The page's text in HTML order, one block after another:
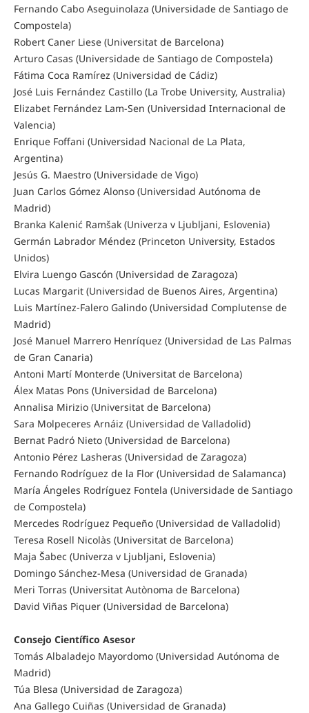
Fernando Cabo Aseguinolaza (Universidade de Santiago de
Compostela)
Robert Caner Liese (Universitat de Barcelona)
Arturo Casas (Universidade de Santiago de Compostela)
Fátima Coca Ramírez (Universidad de Cádiz)
José Luis Fernández Castillo (La Trobe University, Australia)
Elizabet Fernández Lam-Sen (Universidad Internacional de
Valencia)
Enrique Foffani (Universidad Nacional de La Plata,
Argentina)
Jesús G. Maestro (Universidade de Vigo)
Juan Carlos Gómez Alonso (Universidad Autónoma de
Madrid)
Branka Kalenić Ramšak (Univerza v Ljubljani, Eslovenia)
Germán Labrador Méndez (Princeton University, Estados
Unidos)
Elvira Luengo Gascón (Universidad de Zaragoza)
Lucas Margarit (Universidad de Buenos Aires, Argentina)
Luis Martínez-Falero Galindo (Universidad Complutense de
Madrid)
José Manuel Marrero Henríquez (Universidad de Las Palmas
de Gran Canaria)
Antoni Martí Monterde (Universitat de Barcelona)
Álex Matas Pons (Universidad de Barcelona)
Annalisa Mirizio (Universitat de Barcelona)
Sara Molpeceres Arnáiz (Universidad de Valladolid)
Bernat Padró Nieto (Universidad de Barcelona)
Antonio Pérez Lasheras (Universidad de Zaragoza)
Fernando Rodríguez de la Flor (Universidad de Salamanca)
María Ángeles Rodríguez Fontela (Universidade de Santiago
de Compostela)
Mercedes Rodríguez Pequeño (Universidad de Valladolid)
Teresa Rosell Nicolàs (Universitat de Barcelona)
Maja Šabec (Univerza v Ljubljani, Eslovenia)
Domingo Sánchez-Mesa (Universidad de Granada)
Meri Torras (Universitat Autònoma de Barcelona)
David Viñas Piquer (Universidad de Barcelona)
Consejo Científico Asesor
Tomás Albaladejo Mayordomo (Universidad Autónoma de
Madrid)
Túa Blesa (Universidad de Zaragoza)
Ana Gallego Cuiñas (Universidad de Granada)